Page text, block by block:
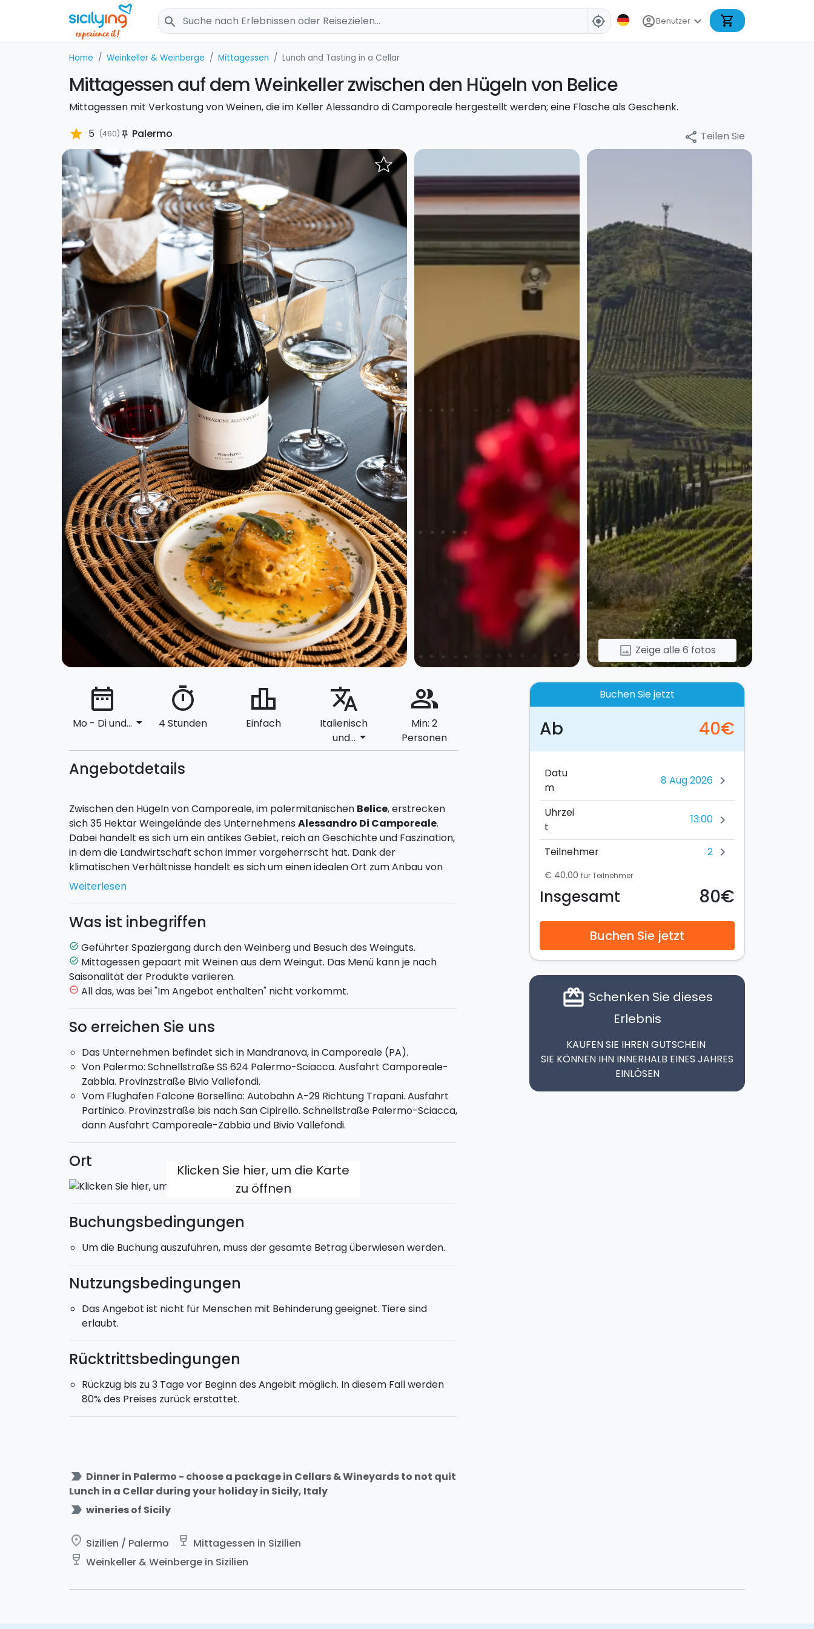
search my_location account_circleBenutzer expand_more shopping_cart
Home Weinkeller & Weinberge Mittagessen Lunch and Tasting in a Cellar
Mittagessen auf dem Weinkeller zwischen den Hügeln von Belice
Mittagessen mit Verkostung von Weinen, die im Keller Alessandro di Camporeale hergestellt werden; eine Flasche als Geschenk.
star 5 (460) push_pin Palermo share Teilen Sie
image Zeige alle 6 fotos
date_range
Mo - Di und... arrow_drop_down
timer
4 Stunden
leaderboard
Einfach
translate
Italienisch
und... arrow_drop_down
people_alt
Min: 2
Personen
Angebotdetails
Zwischen den Hügeln von Camporeale, im palermitanischen Belice, erstrecken
sich 35 Hektar Weingelände des Unternehmens Alessandro Di Camporeale.
Dabei handelt es sich um ein antikes Gebiet, reich an Geschichte und Faszination,
in dem die Landwirtschaft schon immer vorgeherrscht hat. Dank der
klimatischen Verhältnisse handelt es sich um einen idealen Ort zum Anbau von
Weinreben.
Unternehmens, aber auch über die Techniken des Anbaus sowie den
Herstellungsprozess einiger Weine, wie DOC und IGT, zwei der bekanntesten
Etiketten Siziliens.
Nach der Besichtigung erwartet euch das
typische Gerichte Palermos serviert zusammen mit den besten
Unternehmens. Das Mittagessen besteht aus einem kompletten Menü, das je
nach Jahreszeit variiert (4 traditionelle lokale Gerichte und Nachspeise).
Weiterlesen
Was ist inbegriffen
task_alt Geführter Spaziergang durch den Weinberg und Besuch des Weinguts.
task_alt Mittagessen gepaart mit Weinen aus dem Weingut. Das Menü kann je nach
Saisonalität der Produkte variieren.
remove_circle_outline All das, was bei "Im Angebot enthalten" nicht vorkommt.
So erreichen Sie uns
Das Unternehmen befindet sich in Mandranova, in Camporeale (PA).
Von Palermo: Schnellstraße SS 624 Palermo-Sciacca. Ausfahrt Camporeale-
Zabbia. Provinzstraße Bivio Vallefondi.
Vom Flughafen Falcone Borsellino: Autobahn A-29 Richtung Trapani. Ausfahrt
Partinico. Provinzstraße bis nach San Cipirello. Schnellstraße Palermo-Sciacca,
dann Ausfahrt Camporeale-Zabbia und Bivio Vallefondi.
Ort
Klicken Sie hier, um die Karte
zu öffnen
Buchungsbedingungen
Um die Buchung auszuführen, muss der gesamte Betrag überwiesen werden.
Nutzungsbedingungen
Das Angebot ist nicht für Menschen mit Behinderung geeignet. Tiere sind
erlaubt.
Rücktrittsbedingungen
Rückzug bis zu 3 Tage vor Beginn des Angebit möglich. In diesem Fall werden
80% des Preises zurück erstattet.
label_important Dinner in Palermo - choose a package in Cellars & Wineyards to not quit
Lunch in a Cellar during your holiday in Sicily, Italy
label_important wineries of Sicily
place Sizilien / Palermo wine_bar Mittagessen in Sizilien
wine_bar Weinkeller & Weinberge in Sizilien
Buchen Sie jetzt
Ab 40€
Datu
m
chevron_right
Uhrzei
t
13:00 chevron_right
Teilnehmer 2 chevron_right
€ 40.00 für Teilnehmer
Insgesamt 80€
Buchen Sie jetzt
card_giftcard Schenken Sie dieses
Erlebnis
KAUFEN SIE IHREN GUTSCHEIN
SIE KÖNNEN IHN INNERHALB EINES JAHRES
EINLÖSEN